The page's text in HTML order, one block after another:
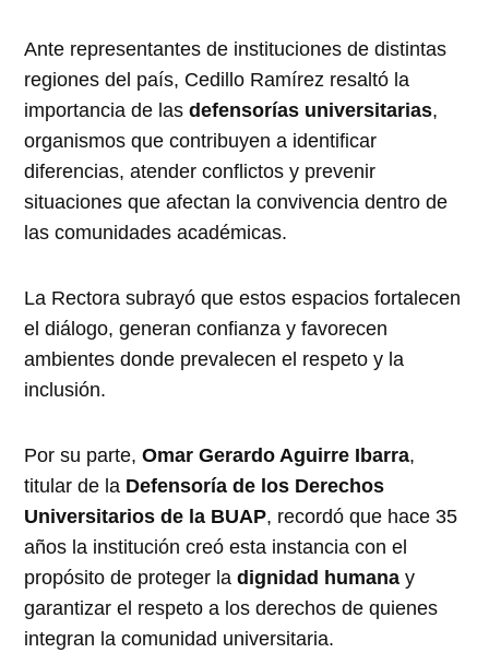
Ante representantes de instituciones de distintas
regiones del país, Cedillo Ramírez resaltó la
importancia de lasdefensorías universitarias,
organismos que contribuyen a identificar
diferencias, atender conflictos y prevenir
situaciones que afectan la convivencia dentro de
las comunidades académicas.
La Rectora subrayó que estos espacios fortalecen
el diálogo, generan confianza y favorecen
ambientes donde prevalecen el respeto y la
inclusión.
Por su parte,Omar Gerardo Aguirre Ibarra,
titular de la Defensoría de los Derechos
Universitarios de la BUAP, recordó que hace 35
años la institución creó esta instancia con el
propósito de proteger ladignidad humana y
garantizar el respeto a los derechos de quienes
integran la comunidad universitaria.